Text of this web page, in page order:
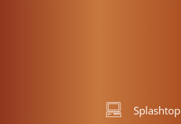
Splashtop